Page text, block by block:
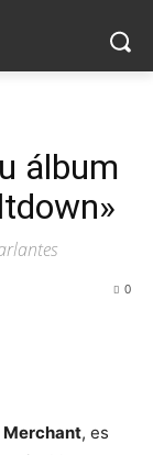
álbum
0
Merchant, es